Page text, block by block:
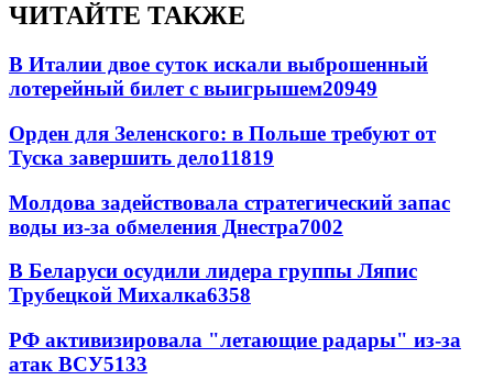
ЧИТАЙТЕ ТАКЖЕ
В Италии двое суток искали выброшенный
лотерейный билет с выигрышем20949
Орден для Зеленского: в Польше требуют от
Туска завершить дело11819
Молдова задействовала стратегический запас
воды из-за обмеления Днестра7002
В Беларуси осудили лидера группы Ляпис
Трубецкой Михалка6358
РФ активизировала "летающие радары" из-за
атак ВСУ5133